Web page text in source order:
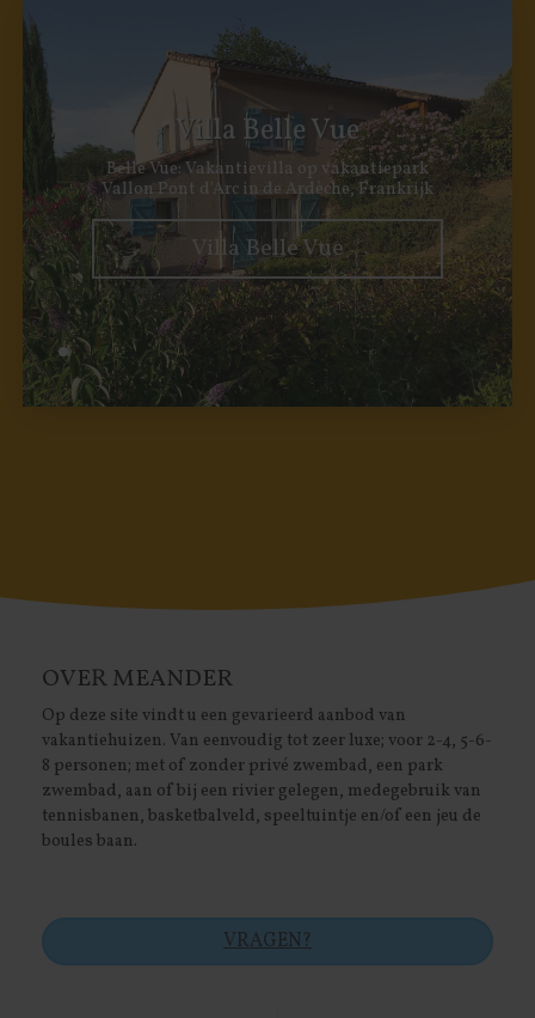
Villa Belle Vue
Belle Vue: Vakantievilla op vakantiepark
Vallon Pont d'Arc in de Ardèche, Frankrijk
Villa Belle Vue
OVER MEANDER
Op deze site vindt u een gevarieerd aanbod van
vakantiehuizen. Van eenvoudig tot zeer luxe; voor 2-4, 5-6-
8 personen; met of zonder privé zwembad, een park
zwembad, aan of bij een rivier gelegen, medegebruik van
tennisbanen, basketbalveld, speeltuintje en/of een jeu de
boules baan.
VRAGEN?